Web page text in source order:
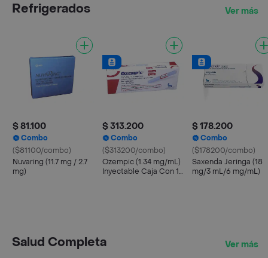
Refrigerados Ver más
$ 81.100
Combo
($81100/combo)
Nuvaring (11.7 mg / 2.7
mg)
$ 313.200
Combo
($313200/combo)
Ozempic (1.34 mg/mL)
Inyectable Caja Con 1
$ 178.200
Combo
($178200/combo)
Saxenda Jeringa (18
mg/3 mL/6 mg/mL)
Salud Completa Ver más